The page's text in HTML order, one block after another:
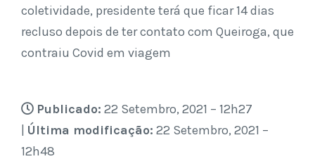
coletividade, presidente terá que ficar 14 dias
recluso depois de ter contato com Queiroga, que
contraiu Covid em viagem
Publicado: 22 Setembro, 2021 – 12h27
Última modificação: 22 Setembro, 2021 –
12h48